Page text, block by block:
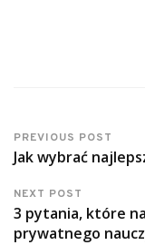
PREVIOUS POST
Jak wybrać
NEXT POST
3 pytania, które
prywatnego